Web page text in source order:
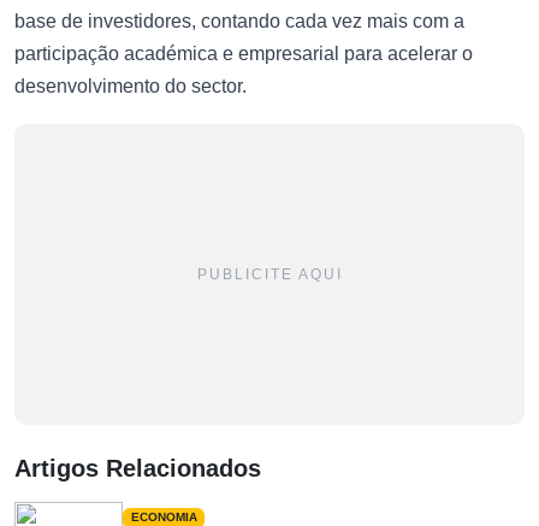
base de investidores, contando cada vez mais com a
participação académica e empresarial para acelerar o
desenvolvimento do sector.
PUBLICITE AQUI
Artigos Relacionados
ECONOMIA